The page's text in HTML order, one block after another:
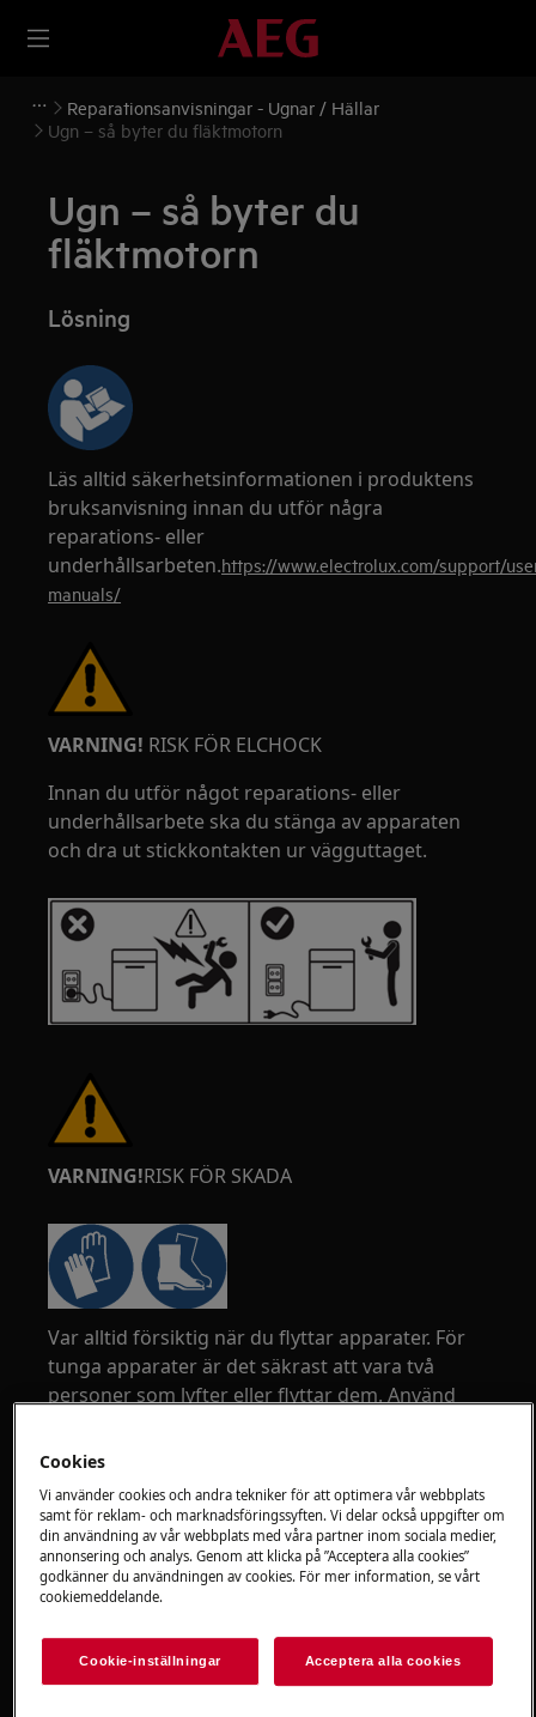
Reparationsanvisningar - Ugnar / Hällar
Ugn – så byter du fläktmotorn
Ugn – så byter du
fläktmotorn
Lösning
Läs alltid säkerhetsinformationen i produktens
bruksanvisning innan du utför några
reparations- eller
underhållsarbeten.https://www.electrolux.com/support/
manuals/
VARNING! RISK FÖR ELCHOCK
Innan du utför något reparations- eller
underhållsarbete ska du stänga av apparaten
och dra ut stickkontakten ur vägguttaget.
VARNING!RISK FÖR SKADA
Var alltid försiktig när du flyttar apparater. För
tunga apparater är det säkrast att vara två
personer som lyfter eller flyttar dem. Använd
skyddshandskar hela tiden för att skydda dig
VARNING!RISK FÖR ÖGONSKADA
Cookies
Vi använder cookies och andra tekniker för att optimera vår webbplats
samt för reklam- och marknadsföringssyften. Vi delar också uppgifter om
din användning av vår webbplats med våra partner inom sociala medier,
annonsering och analys. Genom att klicka på ”Acceptera alla cookies”
godkänner du användningen av cookies. För mer information, se vårt
cookiemeddelande.
Cookie-inställningar Acceptera alla cookies